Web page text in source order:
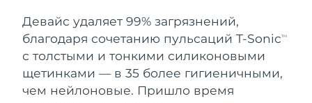
Девайс удаляет 99% загрязнений,
благодаря сочетанию пульсаций T-SonicTM
с толстыми и тонкими силиконовыми
щетинками — в 35 более гигиеничными,
чем нейлоновые. Пришло время
LUNA™ 4 Men
For men, anti-aging massage
BEAR™ 2 eyes & lips
Microcurrent line smoothing device
UFO™ 3 LED
Near-infrared and red light therapy
device
issa™ 4 plus
Smart hybrid silicone sonic toothbrush
Омоложение LED-процедуры
NEW
Бермудские о-ва
Ожидаемая дата доставки
16/08/2026
Босния и
Герцеговина
Ожидаемая дата доставки
13/08/2026